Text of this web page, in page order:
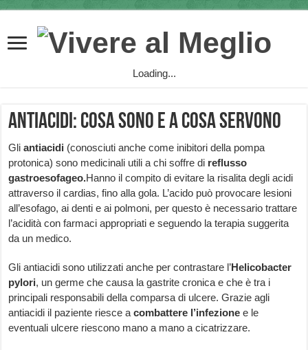
Loading...
Antiacidi: cosa sono e a cosa servono
Gliantiacidi (conosciuti anche come inibitori della pompa
protonica) sono medicinali utili a chi soffre di reflusso
gastroesofageo.Hanno il compito di evitare la risalita degli acidi
attraverso il cardias, fino alla gola. L’acido può provocare lesioni
all’esofago, ai denti e ai polmoni, per questo è necessario trattare
l’acidità con farmaci appropriati e seguendo la terapia suggerita
da un medico.
Gli antiacidi sono utilizzati anche per contrastare l’Helicobacter
pylori, un germe che causa la gastrite cronica e che è tra i
principali responsabili della comparsa di ulcere. Grazie agli
antiacidi il paziente riesce acombattere l’infezione e le
eventuali ulcere riescono mano a mano a cicatrizzare.